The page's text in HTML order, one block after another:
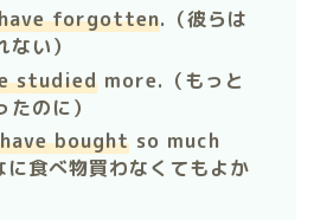
forgotten.（彼らは
い）
studied more.（もっと
のに）
bought so much
食べ物買わなくてもよか